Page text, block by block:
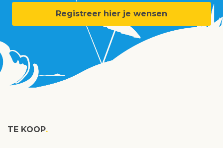
Registreer hier je wensen
TE KOOP